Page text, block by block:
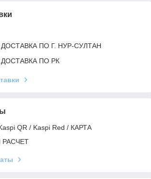
ПО Г. НУР-СУЛТАН
ПО РК
QR / Kaspi Red / КАРТА
РАСЧЕТ